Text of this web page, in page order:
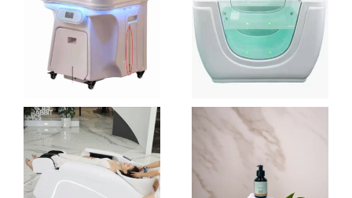
HEAD SPA
DOUBLE
TANKS
BABYSPA
2.390,00